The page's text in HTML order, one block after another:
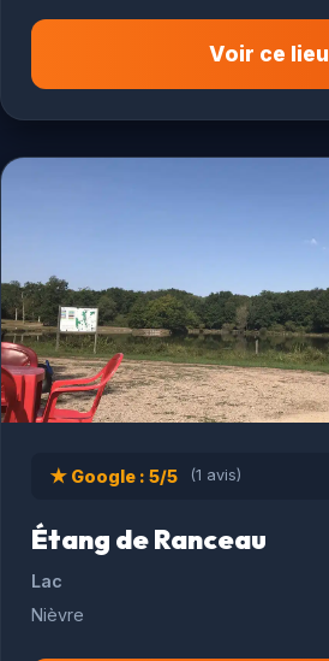
Voir ce lieu
★ Google : 5/5 (1 avis)
Étang de Ranceau
Lac
Nièvre